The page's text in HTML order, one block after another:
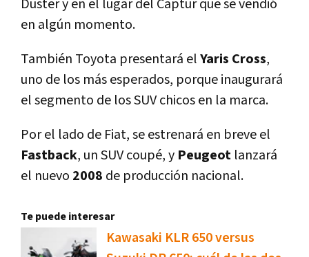
Duster y en el lugar del Captur que se vendió
en algún momento.
También Toyota presentará elYaris Cross,
uno de los más esperados, porque inaugurará
el segmento de los SUV chicos en la marca.
Por el lado de Fiat, se estrenará en breve el
Fastback, un SUV coupé, y Peugeot lanzará
el nuevo 2008 de producción nacional.
Te puede interesar
Kawasaki KLR 650 versus